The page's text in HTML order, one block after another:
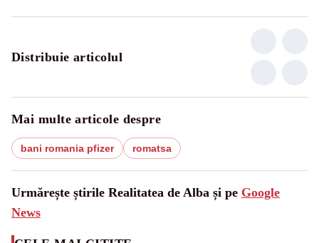
Distribuie articolul
Mai multe articole despre
bani romania pfizer romatsa
Urmărește știrile Realitatea de Alba și pe Google
News